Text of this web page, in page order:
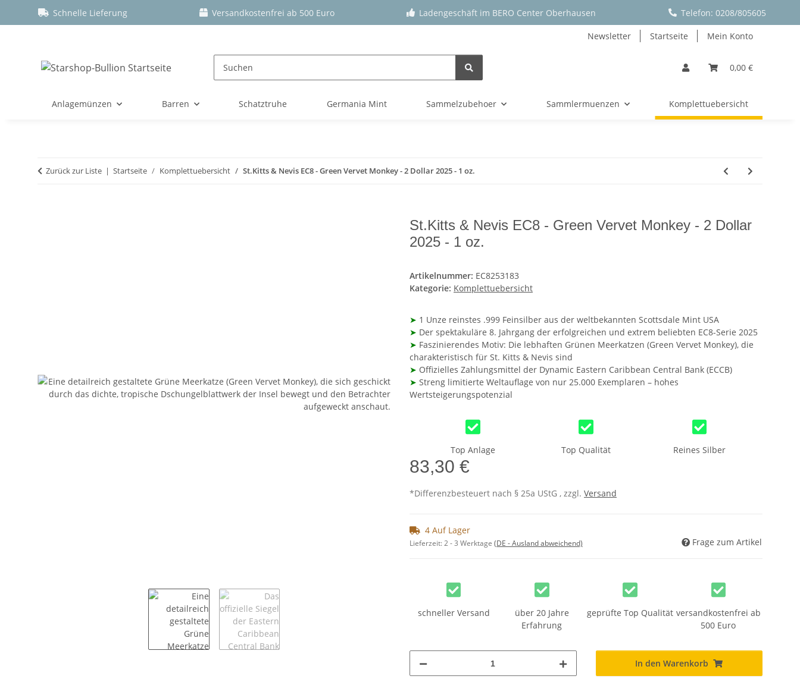
Schnelle Lieferung Versandkostenfrei ab 500 Euro Ladengeschäft im BERO Center Oberhausen Telefon: 0208/805605
Newsletter Startseite Mein Konto
0,00 €
Anlagemünzen Barren Schatztruhe Germania Mint Sammelzubehoer Sammlermuenzen Komplettuebersicht
Zurück zur Liste Startseite Komplettuebersicht St.Kitts & Nevis EC8 - Green Vervet Monkey - 2 Dollar 2025 - 1 oz.
St.Kitts & Nevis EC8 - Green Vervet Monkey - 2 Dollar
2025 - 1 oz.
Artikelnummer: EC8253183
Kategorie: Komplettuebersicht
➤ 1 Unze reinstes .999 Feinsilber aus der weltbekannten Scottsdale Mint USA
➤ Der spektakuläre 8. Jahrgang der erfolgreichen und extrem beliebten EC8-Serie 2025
➤ Faszinierendes Motiv: Die lebhaften Grünen Meerkatzen (Green Vervet Monkey), die
charakteristisch für St. Kitts & Nevis sind
➤ Offizielles Zahlungsmittel der Dynamic Eastern Caribbean Central Bank (ECCB)
➤ Streng limitierte Weltauflage von nur 25.000 Exemplaren – hohes
Wertsteigerungspotenzial
Top Anlage Top Qualität Reines Silber
83,30 €
*Differenzbesteuert nach § 25a UStG , zzgl. Versand
4 Auf Lager
Lieferzeit:2 - 3 Werktage (DE - Ausland abweichend) Frage zum Artikel
schneller Versand
über 20 Jahre
Erfahrung
geprüfte Top Qualität versandkostenfrei ab
500 Euro
In den Warenkorb